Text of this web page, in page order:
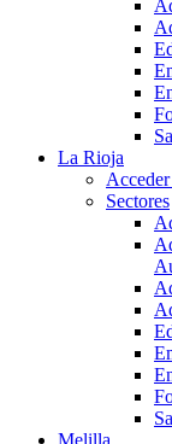
La Rioja
Sectores